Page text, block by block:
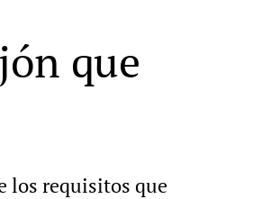
que
los requisitos que